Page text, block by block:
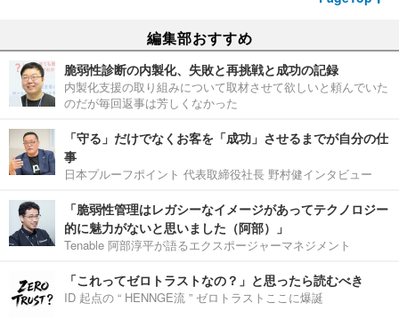
編集部おすすめ
脆弱性診断の内製化、失敗と再挑戦と成功の記録
内製化支援の取り組みについて取材させて欲しいと頼んでいた
のだが毎回返事は芳しくなかった
「守る」だけでなくお客を「成功」させるまでが自分の仕
事
日本プルーフポイント 代表取締役社長 野村健インタビュー
「脆弱性管理はレガシーなイメージがあってテクノロジー
的に魅力がないと思いました（阿部）」
Tenable 阿部淳平が語るエクスポージャーマネジメント
「これってゼロトラストなの？」と思ったら読むべき
ID 起点の “ HENNGE流 ” ゼロトラストここに爆誕